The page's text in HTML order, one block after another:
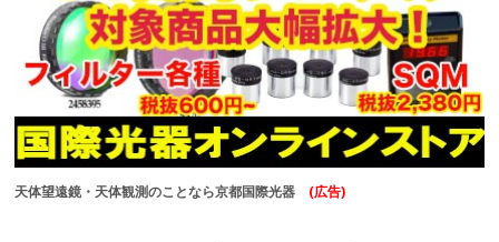
天体望遠鏡・天体観測のことなら京都国際光器 (広告)